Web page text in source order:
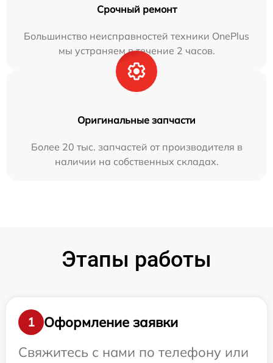
Срочный ремонт
Большинство неисправностей техники OnePlus
мы устраняем в течение 2 часов.
Оригинальные запчасти
Более 20 тыс. запчастей от производителя в
наличии на собственных складах.
Этапы работы
1
Оформление заявки
Свяжитесь с нами по телефону или